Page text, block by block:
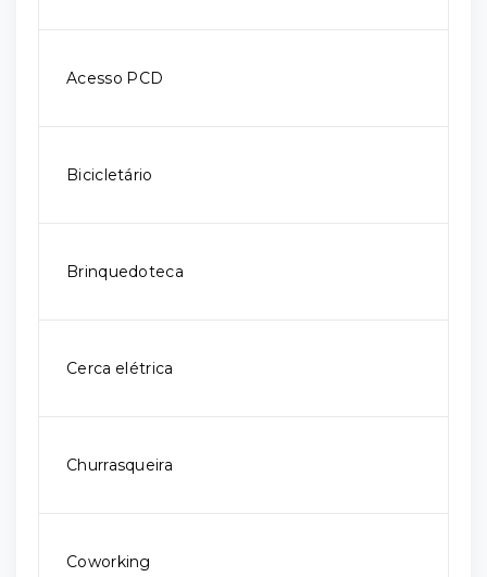
Acesso PCD
Bicicletário
Brinquedoteca
Cerca elétrica
Churrasqueira
Coworking